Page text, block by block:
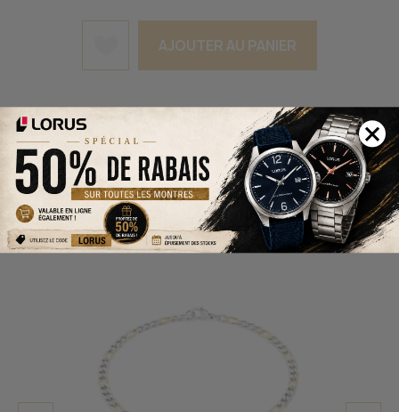
AJOUTER AU PANIER
D'AUTRES PRODUITS QUI
POURRAIENT VOUS
INTÉRESSER